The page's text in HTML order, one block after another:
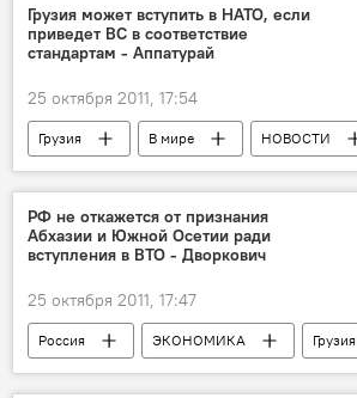
Грузия может вступить в НАТО, если
приведет ВС в соответствие
стандартам - Аппатурай
25 октября 2011, 17:54
Грузия В мире НОВОСТИ
РФ не откажется от признания
Абхазии и Южной Осетии ради
вступления в ВТО - Дворкович
25 октября 2011, 17:47
Россия ЭКОНОМИКА
Грузия
НОВОСТИ